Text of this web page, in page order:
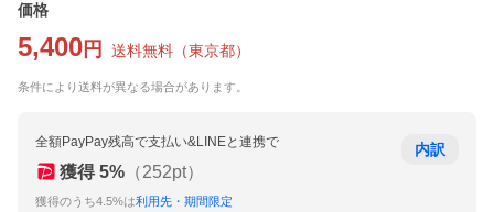
価格
5,400 円 送料無料 （東京都）
条件により送料が異なる場合があります。
全額PayPay残高で支払い&LINEと連携で
獲得 5% （252pt）
獲得のうち4.5%は利用先・期間限定
内訳